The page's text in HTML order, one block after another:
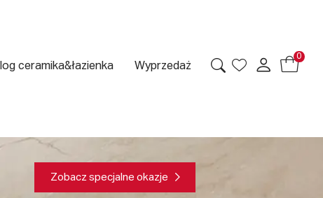
ceramika&łazienka Wyprzedaż
0
Zobacz specjalne okazje